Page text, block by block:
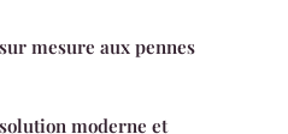
mesure aux pennes
moderne et